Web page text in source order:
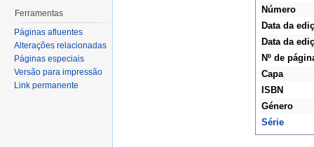
Número
Data da
Data da
Nº de
Capa
ISBN
Género
Série
Ferramentas
Páginas afluentes
Alterações relacionadas
Páginas especiais
Versão para impressão
Link permanente